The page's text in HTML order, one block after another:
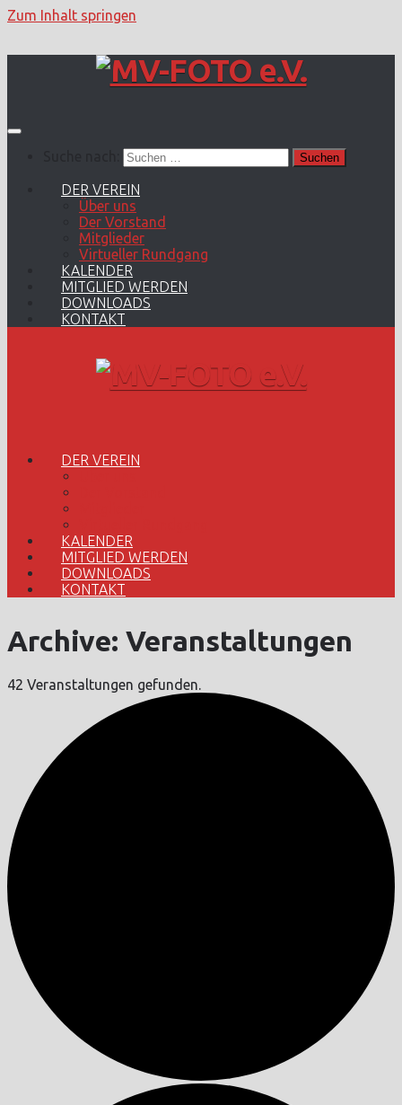
Zum Inhalt springen
DER VEREIN
Über uns
Der Vorstand
Mitglieder
Virtueller Rundgang
KALENDER
MITGLIED WERDEN
DOWNLOADS
KONTAKT
DER VEREIN
KALENDER
MITGLIED WERDEN
DOWNLOADS
KONTAKT
Archive: Veranstaltungen
42 Veranstaltungen gefunden.